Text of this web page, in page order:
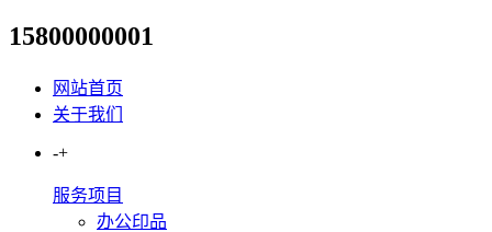
为什么你做的发光字总差一口
15800000001
网站首页
关于我们
-+
服务项目
办公印品